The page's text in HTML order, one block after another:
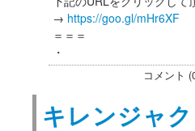
→ https://goo.gl/mHr6XF
＝＝＝
・
コメント
キレンジャ